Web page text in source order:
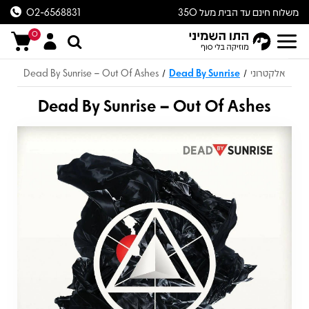
משלוח חינם עד הבית מעל 350
ש״ח
02-6568831
0
אלקטרוני /
Dead By Sunrise
/
Dead By Sunrise – Out Of Ashes
Dead By Sunrise – Out Of Ashes